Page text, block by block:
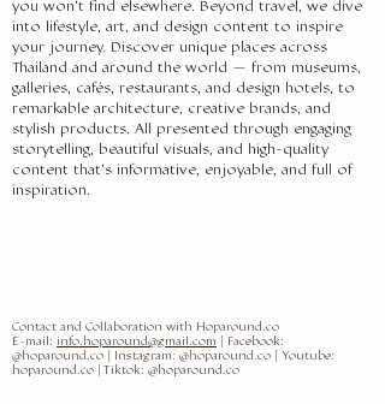
แล้วล่ะ อย่างที่รู้ๆกันอยู่ว่าตลอดสองฝั่งถนนนั้นเรียง
รายไปด้วยร้านค้าสินค้าหลากชนิด ตั้งแต่ทองคำอัน
เลอค่าอมตะ ไปจนถึงเครื่องเทศยาจีน เครื่อง
ประดับเสริมมงคล และที่ขาดไม่ได้ก็คืออาหารเลิศ
รสที่หลายคนติดใจ แค่เดินจากโรงแรมไม่กี่ก้าว เราก็
จะพบกับ Street Food สไตล์จีนโบราณชวนให้
น้ำลายสออย่างไม่ขาดสาย ร้านเจ๊เอ็งก๋วยเตี๋ยว
หลอดโบราณ เราแวะต่อคิวร้านเจ๊เอ็งก๋วยเตี๋ยวหลอด
โบราณที่อยู่หน้าโรงแรมเพื่อเจิมกะเพาะ ก่อนที่จะ
Specialist ด้าน หอยทอด ออส่วน อ่อลั่วะ และข้าว
ผัดปู / ขาหมูนายอุ๊ ขาหมูโบราณใส่ถั่วต้มเห็นแล้ว
ต้องกลืนน้ำลายเอื๊อก / ข้าวต้มปลา(ตรอกถั่วงอก)
โดและมีความยืด เหนียว นุ่มพร้อมผิวกรอบ ส่วน
หน้าพิซซานั้นทางร้านก็ใช้วัตถุดิบที่มีคุณภาพดีออก
มาเป็นสไตล์คลาสสิกและสร้างสรรค์ตั้งแต่พิซซา
Jamon Iberico & Tomato ที่ใช้แฮม Iberico ไป
จนถึง Gravlax & Cream พิซซาแซลมอนรมควัน
ผักชีลาว และซาวร์ครีม เมนูเครื่องดื่มของ ชิม ชิม
แบงค็อก คือการไฮไลท์สิ่งที่ดีที่สุดจากผลิตผลของ
ไทย ไม่ว่าจะเป็นกาแฟจากร้าน Roots หรือจะเป็นชา
จาก Monsoon Tea ไปจนถึงสมูทตี้ซึ่งเต็มไปคุณ
ห้วยนํ้าขุ่น และปางขอนในจังหวัดเชียงราย ตลอด
จนเมล็ดอื่นๆ ที่หมุนเวียนมาตามฤดูกาล และที่เรา
อยากให้ลองมากที่สุดคือกาแฟ Cold Brew เพิ่ม
ถึงยุคสมัยมากที่สุดก็คือที่นั่งบนเครื่องบินแบบ
ดั้งเดิมที่ได้รับการตกแต่งใหม่ทั้งหมด 16 ที่นั่งใน
พาเลทลายสก๊อตสีชมพูส้มแดงและเบจ ที่นั่งสะเปะ
สะปะเพิ่มเติมพยักหน้าให้กับรูปแบบดั้งเดิมของ
TWA Commodore Club ซึ่งมีที่นั่งจัดเลี้ยงสีแดง
พริกพริกไทยพร้อมที่วางเครื่องดื่มแบบพับเก็บได้
โต๊ะและเก้าอี้นั่งของ Saarinen ผู้เข้าพักสามารถ
ถ่ายภาพช่วงเวลาที่สมบูรณ์แบบโดยมองออกไปทาง
ด้านหน้าของห้องโดยสารผ่านหน้าต่าง ซึ่งครั้งหนึ่ง
โมเดลในจุดหมายปลายทางจาก กรุงเทพฯ ถึง
บอสตัน เรียงราย Starlight Lounge บนเครื่องบิน
ซึ่งเป็นจุดเด่นก่อนอาหารค่ำสำหรับเครื่องดื่ม
Design Office Co., Ltd. Construction: EIKEN
Photo credits: Keisuke miyamoto - FB/IG:
@hoparound.co Youtube: hoparound.co
Website:www.hoparound.co -
#LetsHoparound #Tokyo
#LetsHoparoundTokyo #KAMITOPEN
#Bakery #Kappabashi #โตเกียว #ร้านขายอุปก
รณ์ทำเบเกอรี่
ก็คืองานดีไซน์หน้าร้านทุกสาขาของ Acne นั้นสวย
เฉียบและมีคาแร็คเตอร์ดึงดูดสายตา ยากที่จะมอง
ผ่านไปเฉยๆโดยไม่หันมามอง และเวลาก็ได้เป็น
เครื่องพิสูจน์แล้วว่าความซื่อสัตย์ต่อตัวตนของ
แบรนด์นั้นทำให้ Acne Studios ได้ก้าวเข้ามาอยู่ใน
ใจกลุ่มแฟนๆทั่วทุกมุมโลกอย่างเหนียวแน่น วันนี้
Acne กลายเป็นจุดกลมกล่อมของคำว่า แฟชั่น
ศิลปะ และคัลเจอร์แห่งการแสดงออกของตัวตนที่
สรรค์สร้างและแตกต่าง ซึ่งเป็นสิ่งที่น้อยแบรนด์จะ
สี่เหลี่ยม ก็เป็นอีกไอค่อนสำคัญของ Acne
Studios ความเป็นมาของน้องหน้านิ่งนี้เรียบง่าย
กว่าที่คิด อยากรู้แล้วใช่ม้าาา อ่ะ! เล่าเลยละกัน ใน
Mercedes me Tokyo / DOWNSTAIRS
COFFEE｜六本木 Location:
https://goo.gl/maps/fFf8i4WXzshUjgVEA
Facebook: @hoparound.co Instagram:
@hoparound.co Youtube: hoparound.co
Website: www.hoparound.co #Tokyo
#LetsHoparoundTokyo #Letshoparound
#เที่ยวโตเกียว #คาเฟ่ในโตเกียว #คาเฟ่ #โตเกียว
มิดทาวน์ #โตเกียว #ไปไหนดีในโตเกียว #มิวเซียม
แสงไฟจราจรด้านหลังโรงแรมผ่านกระจกสีที่ช่วย
ร่ายมนต์ให้พื้นที่เดียวกันสามารถเปลี่ยนอารมณ์ไป
เรื่อยๆได้อย่างชาญฉลาด ความเป็นญี่ปุ่นที่ชัดเจน
อีกอย่างหนึ่งก็คือการใช้ผ้าย้อมสี Indigo ผืนมหึมา
มาแขวนลงมาจากเพดานสูงจนถึงพื้นเพื่อแบ่งสเปซ
หลวมๆให้มองเห็นทะลุลางๆได้ตามคอนเส็ปต์
"Aimai" ทั้งยังเป็นการสร้างความอบอุ่นพริ้วไหวและ
เป็นเอกลักษณ์ที่เด่นชัดให้กับโรงแรมแห่งนี้ด้วย
เสน่ห์แบบสแกนดิเนเวียนที่อยู่ในสายเลือดของทีม
CKR เองก็เป็นอีกหนึ่งตัวอย่างของการผสานเสน่ห์
แบบสแกนดิเนเวียนให้เข้ากับการใช้วัสดุพื้นถิ่นแบบ
ญี่ปุ่น นอกจากนี้ยังมีดีไซน์ไอเท่มที่น่าสนใจอีกกว่า
ทั้งของผู้ชายและผู้หญิงมารวมกันไว้ในตู้กระจกทรง
ยาวเท่ๆ โดยมีหุ่นมาตั้งราวกับมีนายแบบ นางแบบ
มายืนนิ่งๆโพสให้ดูบนรันเวย์ และแน่นอนการจัดวาง
ก็เน้นให้มีระยะห่างเท่าๆกันเพื่อแสดงออกซึ่งคอน
เส็ปต์ “Modern Uniform” ของงานนี้ แอบกระซิบ
นิดนึงว่า มู่ลี่สีขาวตรงด้านหน้าก็เป็นอีกหนึ่งความ
ตั้งใจที่ Browne ชอบหยิบมาใช้จนกลายเป็นซิก
เนเจอร์อีกอันของตัวเอง ส่วนห้องที่ 3 นั้น เป็นห้อง
ของที่ระลึกแจกฟรีของงาน ซึ่งเป็นโปสต์การ์ด 5
แบบที่เขาดีไซน์ขึ้นมาเป็นพิเศษ โดยใช้แรงบันดาล
ใจจากภาพสเก็ตช์ต่างๆของผลงานของเขา ขอบคุณ
#Travel #WestJapan #Japan
#TheTRUNKMarket #Hiroshima
you won’t find elsewhere. Beyond travel, we dive
into lifestyle, art, and design content to inspire
your journey. Discover unique places across
Thailand and around the world — from museums,
galleries, cafés, restaurants, and design hotels, to
remarkable architecture, creative brands, and
stylish products. All presented through engaging
storytelling, beautiful visuals, and high-quality
content that’s informative, enjoyable, and full of
inspiration.
Contact and Collaboration with Hoparound.co
E-mail: info.hoparound@gmail.com | Facebook:
@hoparound.co | Instagram: @hoparound.co | Youtube:
hoparound.co | Tiktok: @hoparound.co